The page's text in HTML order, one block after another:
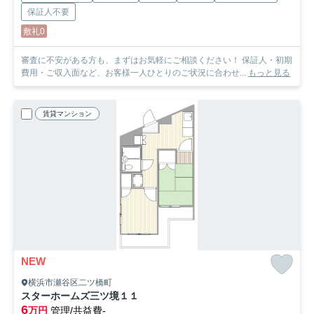
保証人不要
敷礼0
審査に不安がある方も、まずはお気軽にご相談ください！ 保証人・初期
費用・ご収入面など、お客様一人ひとりのご状況に合わせ...
もっと見る
賃貸マンション
NEW
横浜市瀬谷区二ツ橋町
スターホームズ三ツ境１１
6万円 管理/共益費-